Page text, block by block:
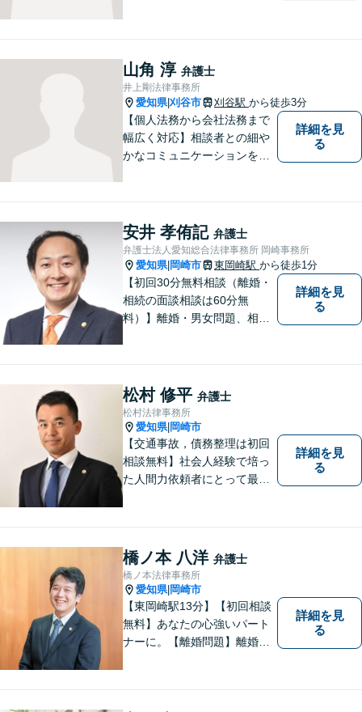
サービスを提供。【駐車場完
備】
山角 淳 弁護士
井上剛法律事務所
愛知県|刈谷市 刈谷駅 から徒歩3分
【個人法務から会社法務まで
幅広く対応】相談者との細や
かなコミュニケーションを大
ら、お早めにご相談くださ
い。【JR在来線「刈谷駅」4
分】【駐車場あり】
詳細を見
る
安井 孝侑記 弁護士
弁護士法人愛知総合法律事務所 岡崎事務所
愛知県| 岡崎市 東岡崎駅 から徒歩1分
【初回30分無料相談（離婚・
相続の面談相談は60分無
料）】離婚・男女問題、相
り。】【土日対応（要予
約）】
詳細を見
る
松村 修平 弁護士
松村法律事務所
愛知県| 岡崎市
【交通事故，債務整理は初回
相談無料】社会人経験で培っ
た人間力依頼者にとって最大
を追求する弁護士です。
詳細を見
る
橋ノ本 八洋 弁護士
橋ノ本法律事務所
愛知県| 岡崎市
【東岡崎駅13分】【初回相談
無料】あなたの心強いパート
ナーに。【離婚問題】離婚協
求する・された側の相談可
詳細を見
る